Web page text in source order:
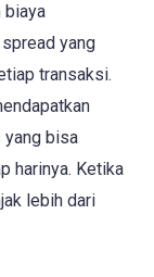
biaya
yang
transaksi.
yang bisa
harinya. Ketika
lebih dari